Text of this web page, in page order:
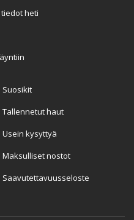
heti
Suosikit
Tallennetut haut
Usein kysyttyä
Maksulliset nostot
Saavutettavuusseloste